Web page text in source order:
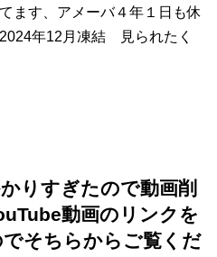
ます、アメーバ４年１日も休
年12月凍結 見られたく
りすぎたので動画削
動画のリンクを
そちらからご覧くだ